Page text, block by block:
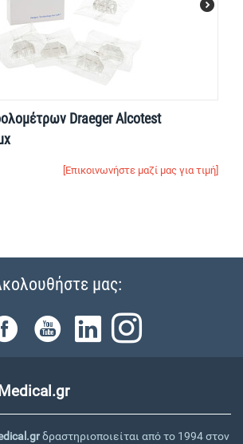
Draeger Alcotest
[Επικοινωνήστε μαζί μας για τιμή]
μας:
δραστηριοποιείται από το 1994 στον